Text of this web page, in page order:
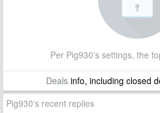
Per Pig930's settings, the
Dealsinfo, including closed
Pig930's recent replies